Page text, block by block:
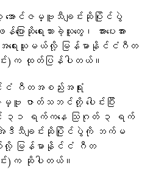
အောင်ဇမ္ဗူသီချင်းဆိုပြိုင်ပွဲ
ဆိုရေးသားခဲ့သူတွေ၊ အားပေးအား
ာ အရေးယူမယ်လို့ မြန်မာနိုင်ငံဂီတ
း)က ထုတ်ပြန်ပါတယ်။
င်ငံ ဂီတအစည်းအရုံး
ဗူ ဇာတ်သဘင်တို့ ပေါင်းပြီး
၃၁ ရက်ကနေ သြဂုတ် ၃ ရက်
ဒီသီချင်းဆိုပြိုင်ပွဲကို ဘက်မ
လို့ မြန်မာနိုင်ငံ ဂီတ
း)က ဆိုပါတယ်။